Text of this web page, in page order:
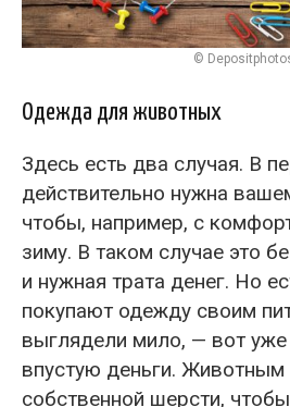
©
Одежда для животных
Здесь есть два случая. В
действительно нужна
чтобы, например, с
зиму. В таком случае это
и нужная трата денег. Но
покупают одежду своим
выглядели мило, — вот
впустую деньги. Животным
собственной шерсти,